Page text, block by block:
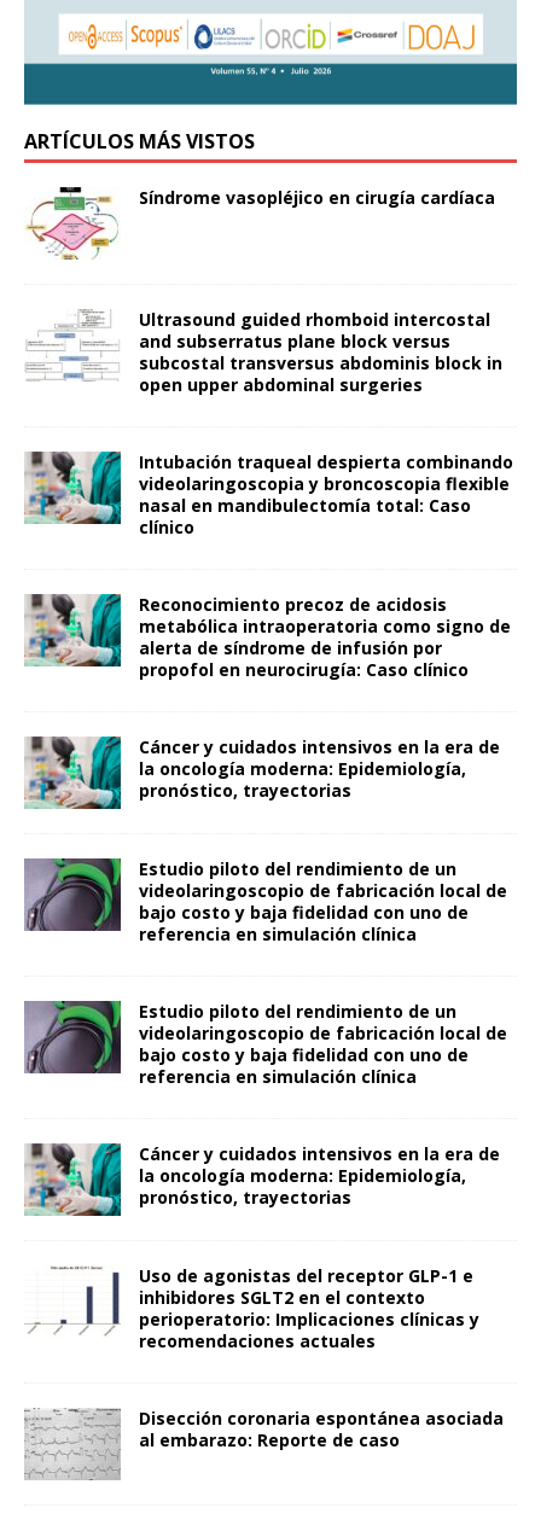
ARTÍCULOS MÁS VISTOS
Síndrome vasopléjico en cirugía cardíaca
Ultrasound guided rhomboid intercostal
and subserratus plane block versus
subcostal transversus abdominis block in
open upper abdominal surgeries
Intubación traqueal despierta combinando
videolaringoscopia y broncoscopia flexible
nasal en mandibulectomía total: Caso
clínico
Reconocimiento precoz de acidosis
metabólica intraoperatoria como signo de
alerta de síndrome de infusión por
propofol en neurocirugía: Caso clínico
Cáncer y cuidados intensivos en la era de
la oncología moderna: Epidemiología,
pronóstico, trayectorias
Estudio piloto del rendimiento de un
videolaringoscopio de fabricación local de
bajo costo y baja fidelidad con uno de
referencia en simulación clínica
Estudio piloto del rendimiento de un
videolaringoscopio de fabricación local de
bajo costo y baja fidelidad con uno de
referencia en simulación clínica
Cáncer y cuidados intensivos en la era de
la oncología moderna: Epidemiología,
pronóstico, trayectorias
Uso de agonistas del receptor GLP-1 e
inhibidores SGLT2 en el contexto
perioperatorio: Implicaciones clínicas y
recomendaciones actuales
Disección coronaria espontánea asociada
al embarazo: Reporte de caso